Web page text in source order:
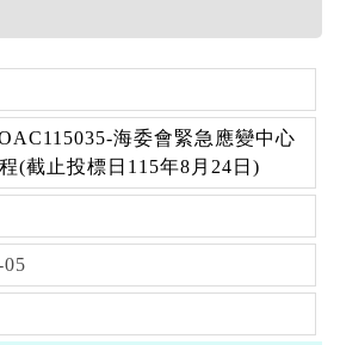
海委會緊急應變中心
(截止投標日115年8月24日)
05